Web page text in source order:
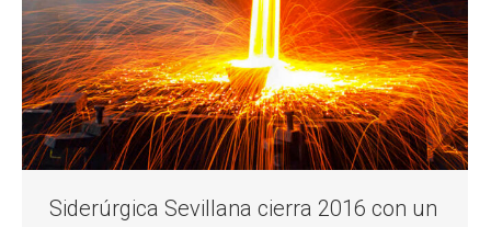
Siderúrgica Sevillana cierra 2016 con un